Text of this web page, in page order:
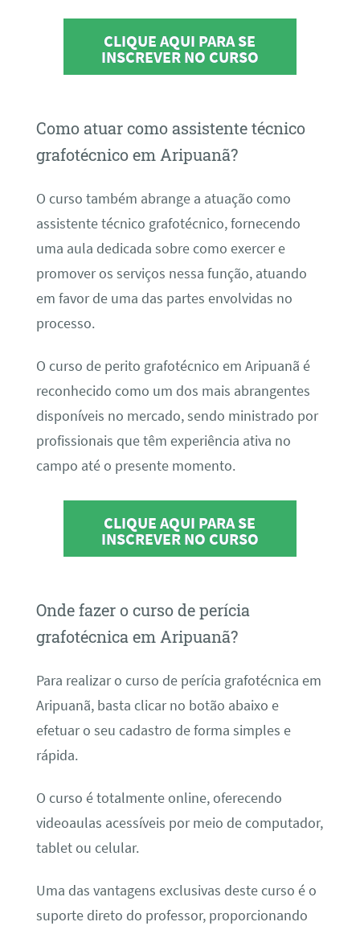
CLIQUE AQUI PARA SE
INSCREVER NO CURSO
Como atuar como assistente técnico
grafotécnico em Aripuanã?
O curso também abrange a atuação como
assistente técnico grafotécnico, fornecendo
uma aula dedicada sobre como exercer e
promover os serviços nessa função, atuando
em favor de uma das partes envolvidas no
processo.
O curso de perito grafotécnico em Aripuanã é
reconhecido como um dos mais abrangentes
disponíveis no mercado, sendo ministrado por
profissionais que têm experiência ativa no
campo até o presente momento.
CLIQUE AQUI PARA SE
INSCREVER NO CURSO
Onde fazer o curso de perícia
grafotécnica em Aripuanã?
Para realizar o curso de perícia grafotécnica em
Aripuanã, basta clicar no botão abaixo e
efetuar o seu cadastro de forma simples e
rápida.
O curso é totalmente online, oferecendo
videoaulas acessíveis por meio de computador,
tablet ou celular.
Uma das vantagens exclusivas deste curso é o
suporte direto do professor, proporcionando